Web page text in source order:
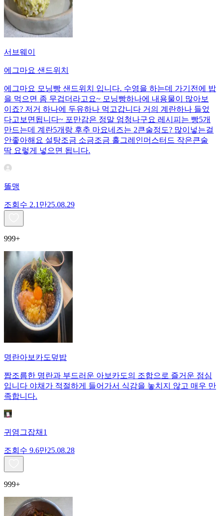
서브웨이
에그마요 샌드위치
에그마요 모닝빵 샌드위치 입니다. 수영을 하는데 가기전에 밥
을 먹으면 좀 무겁더라고요~ 모닝빵하나에 내용물이 많아보
이죠? 저거 하나에 두유하나 먹고갑니다 거의 계란하나 들었
다고보면됩니다~ 포만감은 정말 엄청나구요 레시피는 빵5개
만드는데 계란5개랑 후추 마요네즈는 2큰술정도? 많이넣는걸
안좋아해요 설탕조금 소금조금 홀그레인머스터드 작은큰술
딱 요렇게 넣으면 됩니다.
똘맹
조회수 2.1만25.08.29
999+
명란아보카도덮밥
짭조름한 명란과 부드러운 아보카도의 조합으로 즐거운 점심
입니다 야채가 적절하게 들어가서 식감을 놓치지 않고 매우 만
족합니다.
귀염그잡채1
조회수 9.6만25.08.28
999+